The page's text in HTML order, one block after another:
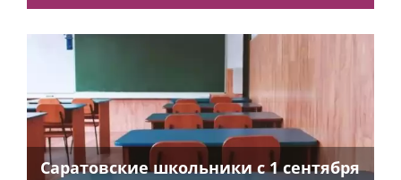
Саратовские школьники с 1 сентября